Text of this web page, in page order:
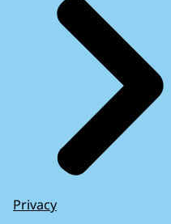
Privacy